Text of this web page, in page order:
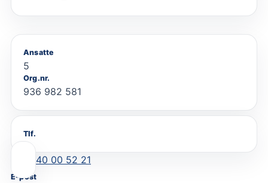
Ansatte
5
Org.nr.
936 982 581
Tlf.
40 00 52 21
E-post